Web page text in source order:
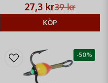
39 kr
27,3 kr
KÖP
-50%